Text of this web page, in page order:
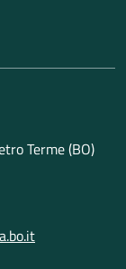
Terme (BO)